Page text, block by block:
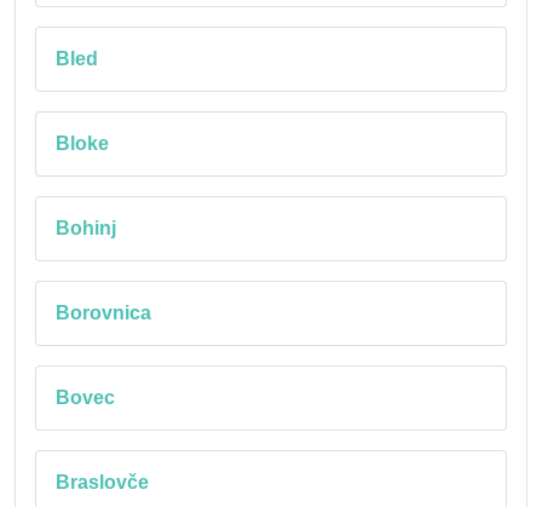
Bled
Bloke
Bohinj
Borovnica
Bovec
Braslovče